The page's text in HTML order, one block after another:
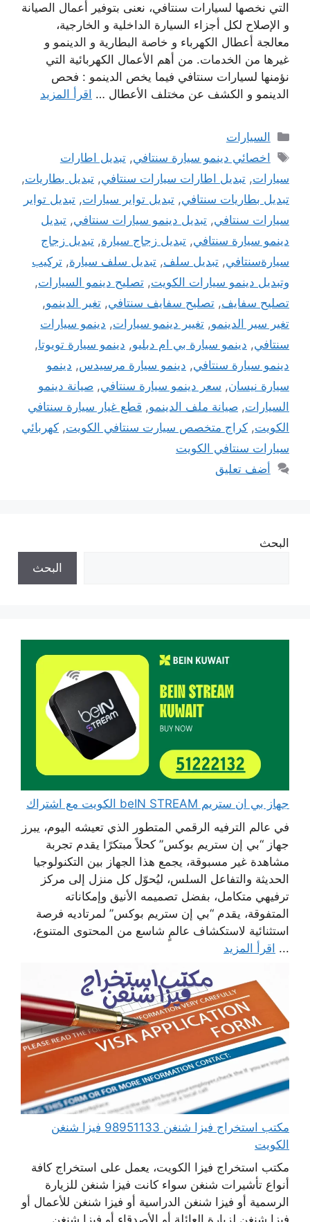
التي نخصها لسيارات سنتافي، نعنى بتوفير أعمال الصيانة
و الإصلاح لكل أجزاء السيارة الداخلية و الخارجية،
معالجة أعطال الكهرباء و خاصة البطارية و الدينمو و
غيرها من الخدمات. من أهم الأعمال الكهربائية التي
نؤمنها لسيارات سنتافي فيما يخص الدينمو : فحص
الدينمو و الكشف عن مختلف الأعطال … اقرأ المزيد
التصنيفات
السيارات
الوسوم
اخصائي دينمو سيارة سنتافي,تبديل اطارات
سيارات, تبديل اطارات سيارات سنتافي, تبديل بطاريات,
تبديل بطاريات سنتافي, تبديل تواير سيارات, تبديل تواير
سيارات سنتافي, تبديل دينمو سيارات سنتافي, تبديل
دينمو سيارة سنتافي, تبديل زجاج سيارة, تبديل زجاج
سيارةسنتافي, تبديل سلف, تبديل سلف سيارة, تركيب
وتبديل دينمو سيارات الكويت, تصليح دينمو السيارات,
تصليح سفايف, تصليح سفايف سنتافي, تغير الدينمو,
تغير سير الدينمو, تغيير دينمو سيارات, دينمو سيارات
سنتافي, دينمو سيارة بي ام دبليو, دينمو سيارة تويوتا,
دينمو سيارة سنتافي, دينمو سيارة مرسيدس, دينمو
سيارة نيسان, سعر دينمو سيارة سنتافي, صيانة دينمو
السيارات, صيانة ملف الدينمو, قطع غيار سيارة سنتافي
الكويت, كراج متخصص سيارت سنتافي الكويت, كهربائي
سيارات سنتافي الكويت
أضف تعليق
البحث
البحث
جهاز بي ان ستريم beIN STREAM الكويت مع اشتراك
في عالم الترفيه الرقمي المتطور الذي تعيشه اليوم، يبرز
جهاز “بي إن ستريم بوكس” كحلاً مبتكرًا يقدم تجربة
مشاهدة غير مسبوقة، يجمع هذا الجهاز بين التكنولوجيا
الحديثة والتفاعل السلس، ليُحوّل كل منزل إلى مركز
ترفيهي متكامل، بفضل تصميمه الأنيق وإمكاناته
المتفوقة، يقدم “بي إن ستريم بوكس” لمرتاديه فرصة
استثنائية لاستكشاف عالمٍ شاسع من المحتوى المتنوع،
... اقرأ المزيد
مكتب استخراج فيزا شنغن 98951133 فيزا شنغن
الكويت
مكتب استخراج فيزا الكويت، يعمل على استخراج كافة
أنواع تأشيرات شنغن سواء كانت فيزا شنغن للزيارة
الرسمية أو فيزا شنغن الدراسية أو فيزا شنغن للأعمال أو